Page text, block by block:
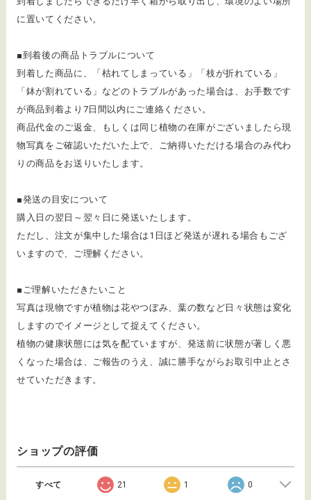
に置いてください。
■到着後の商品トラブルについて
​到着した商品に、「枯れてしまっている」「枝が折れている」
「鉢が割れている」などのトラブルがあった場合は、お手数です
が商品到着より7日間以内にご連絡ください。
商品代金のご返金、もしくは同じ植物の在庫がございましたら現
物写真をご確認いただいた上で、ご納得いただける場合のみ代わ
りの商品をお送りいたします。
■発送の目安について
購入日の翌日～翌々日に発送いたします。
ただし、注文が集中した場合は1日ほど発送が遅れる場合もござ
いますので、ご理解ください。
■ご理解いただきたいこと
写真は現物ですが植物は花やつぼみ、葉の数など日々状態は変化
しますのでイメージとして捉えてください。
植物の健康状態には気を配ていますが、発送前に状態が著しく悪
くなった場合は、ご報告のうえ、誠に勝手ながらお取引中止とさ
せていただきます。
ショップの評価
すべて 21 1 0